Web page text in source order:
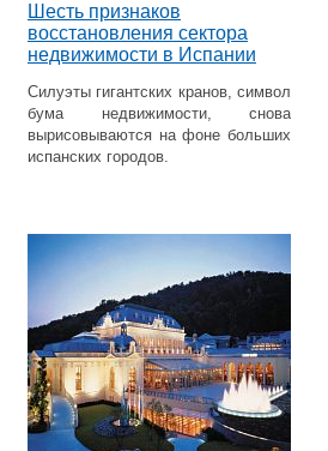
Шесть признаков
восстановления сектора
недвижимости в Испании
Силуэты гигантских кранов, символ
бума недвижимости, снова
вырисовываются на фоне больших
испанских городов.